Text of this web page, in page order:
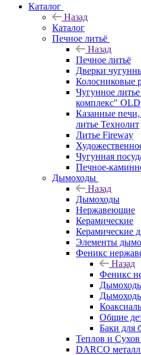
Каталог
Назад
Каталог
Печное литьё
Назад
Печное литьё
Дверки
Колосниковые
Чугунное
комплекс" OLD
Казанные
литье Технолит
Литье Fireway
Чугунная
Печное-
Дымоходы
Назад
Дымоходы
Нержавеющие
Керамические
Керамические
Элементы
Феникс
Назад
Феникс
Общие
Баки для
Теплов и
DARCO